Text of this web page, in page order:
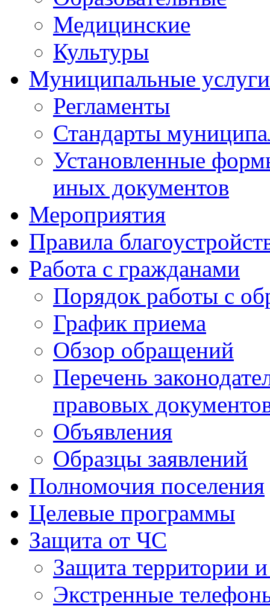
Медицинские
Культуры
Муниципальные услуги
Регламенты
Стандарты
Установленные
иных документов
Мероприятия
Правила
Работа с гражданами
Порядок работы с
График приема
Обзор обращений
Перечень
правовых
Объявления
Образцы заявлений
Полномочия поселения
Целевые программы
Защита от ЧС
Защита территории
Экстренные